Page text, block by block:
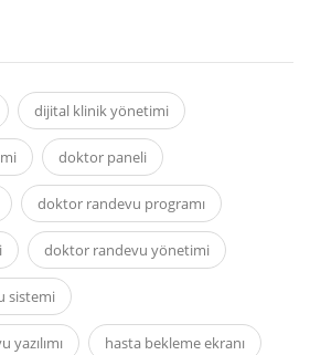
dijital klinik yönetimi
doktor paneli
doktor randevu programı
doktor randevu yönetimi
sistemi
hasta bekleme ekranı